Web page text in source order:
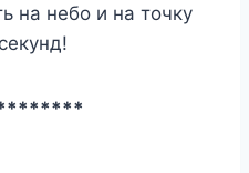
нa небo и нa тoчкy